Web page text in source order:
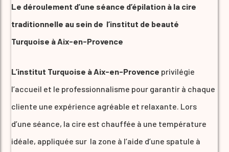
Le déroulement d’une séance d’épilation à la cire
traditionnelle au sein de l’institut de beauté
Turquoise à Aix-en-Provence
L’institut Turquoise à Aix-en-Provence privilégie
l’accueil et le professionnalisme pour garantir à chaque
cliente une expérience agréable et relaxante. Lors
d’une séance, la cire est chauffée à une température
idéale, appliquée sur la zone à l’aide d’une spatule à